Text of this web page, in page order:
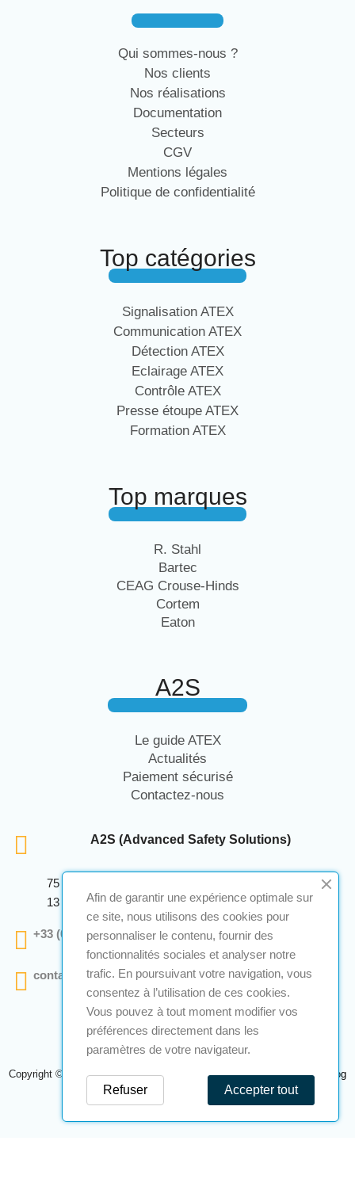
Qui sommes-nous ?
Nos clients
Nos réalisations
Documentation
Secteurs
CGV
Mentions légales
Politique de confidentialité
Top catégories
Signalisation ATEX
Communication ATEX
Détection ATEX
Eclairage ATEX
Contrôle ATEX
Presse étoupe ATEX
Formation ATEX
Top marques
R. Stahl
Bartec
CEAG Crouse-Hinds
Cortem
Eaton
A2S
Le guide ATEX
Actualités
Paiement sécurisé
Contactez-nous
A2S (Advanced Safety Solutions)
75 Avenue Marcellin Berthelot Anthelios Bâtiment E
13 290 Aix En Provence
+33 (0)4 12 28 00 69
contact@a2s-atex.com
Copyright © 2026 A2S Atex. Tous droits réservés. Une réalisationNavilog
Afin de garantir une expérience optimale sur
ce site, nous utilisons des cookies pour
personnaliser le contenu, fournir des
fonctionnalités sociales et analyser notre
trafic. En poursuivant votre navigation, vous
consentez à l’utilisation de ces cookies.
Vous pouvez à tout moment modifier vos
préférences directement dans les
paramètres de votre navigateur.
Accepter tout
Refuser